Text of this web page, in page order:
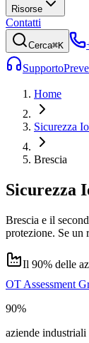
Risorse
Contatti
Cerca⌘K
Supporto
Home
Sicurezza
Brescia
Sicurezza
Brescia e il
protezione. Se
Il 90% delle
OT Assessment
90%
aziende